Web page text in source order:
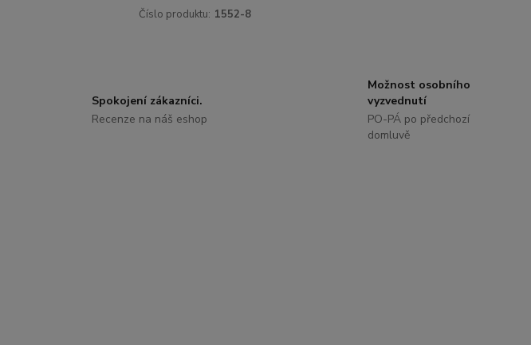
Číslo produktu: 1552-8
Spokojení zákazníci.
Recenze na náš eshop
Možnost osobního
vyzvednutí
PO-PÁ po předchozí
domluvě